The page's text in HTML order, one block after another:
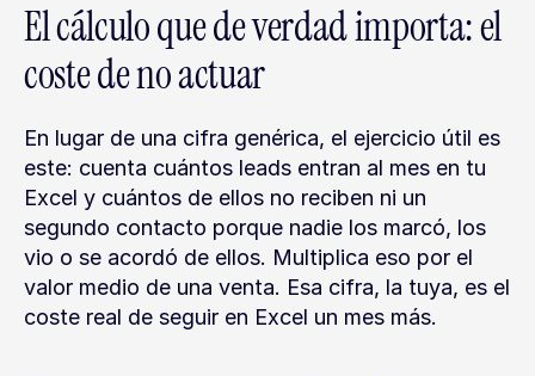
El cálculo que de verdad importa: el
coste de no actuar
En lugar de una cifra genérica, el ejercicio útil es
este: cuenta cuántos leads entran al mes en tu
Excel y cuántos de ellos no reciben ni un
segundo contacto porque nadie los marcó, los
vio o se acordó de ellos. Multiplica eso por el
valor medio de una venta. Esa cifra, la tuya, es el
coste real de seguir en Excel un mes más.